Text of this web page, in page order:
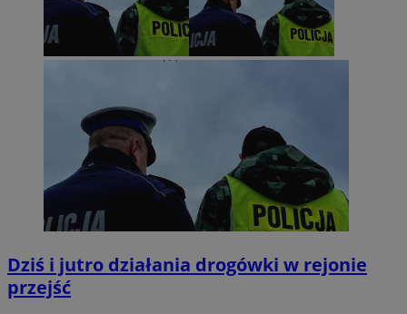
Dziś i jutro działania drogówki w rejonie
przejść